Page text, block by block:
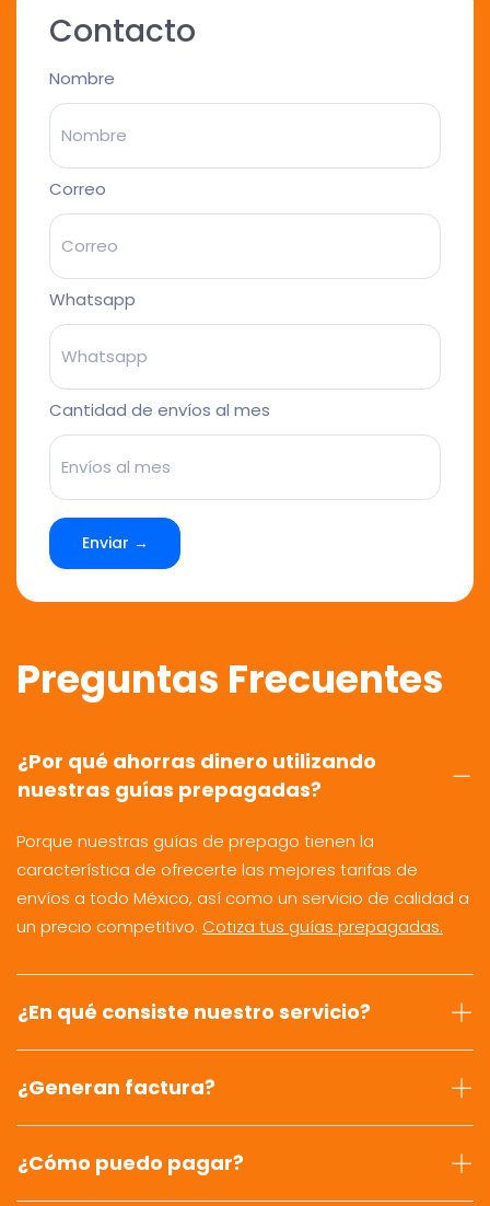
Contacto
Nombre
Correo
Whatsapp
Cantidad de envíos al mes
Enviar →
Preguntas Frecuentes
¿Por qué ahorras dinero utilizando
nuestras guías prepagadas?
Porque nuestras guías de prepago tienen la
característica de ofrecerte las mejores tarifas de
envíos a todo México, así como un servicio de calidad a
un precio competitivo. Cotiza tus guías prepagadas.
¿En qué consiste nuestro servicio?
¿Generan factura?
¿Cómo puedo pagar?